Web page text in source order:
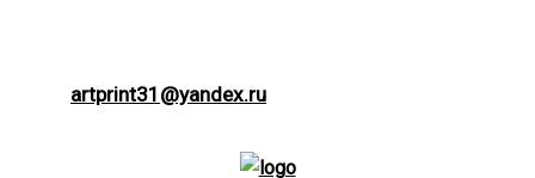
artprint31@yandex.ru